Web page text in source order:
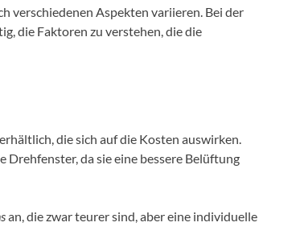
verschiedenen Aspekten variieren. Bei der
die Faktoren zu verstehen, die die
die sich auf die Kosten auswirken.
Drehfenster, da sie eine bessere Belüftung
an, die zwar teurer sind, aber eine individuelle